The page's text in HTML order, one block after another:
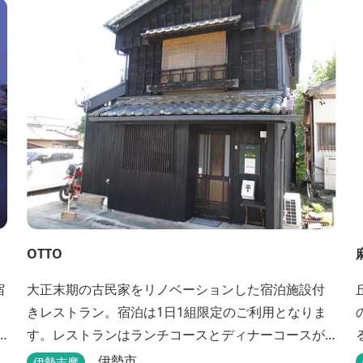
イート・クラブ」が誕生！ エントランスやフロン
ト、ザ・ロビーラウンジ、パールオーシャンテラ...
OTTO
大正末期の古民家をリノベーションした宿泊施設付
きレストラン。宿泊は1日1組限定のご利用となりま
す。レストランはランチコースとディナーコースが
あります。